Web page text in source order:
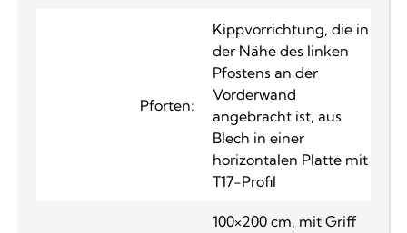
Pforten:
Kippvorrichtung, die in
der Nähe des linken
Pfostens an der
Vorderwand
angebracht ist, aus
Blech in einer
horizontalen Platte mit
T17-Profil
100×200 cm, mit Griff